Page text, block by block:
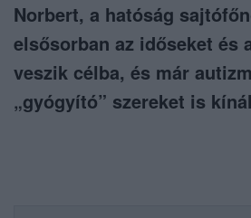
Norbert, a hatóság
elsősorban az időseket és
veszik célba, és már
„gyógyító” szereket is